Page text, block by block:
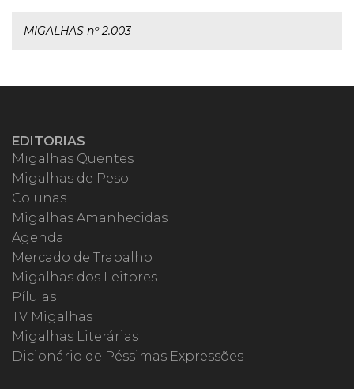
MIGALHAS nº 2.003
EDITORIAS
Migalhas Quentes
Migalhas de Peso
Colunas
Migalhas Amanhecidas
Agenda
Mercado de Trabalho
Migalhas dos Leitores
Pílulas
TV Migalhas
Migalhas Literárias
Dicionário de Péssimas Expressões